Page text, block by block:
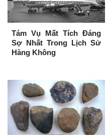
Tám Vụ Mất Tích Đáng
Sợ Nhất Trong Lịch Sử
Hàng Không